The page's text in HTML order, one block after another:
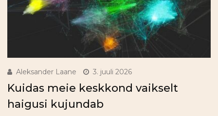
Aleksander Laane 3. juuli 2026
Kuidas meie keskkond vaikselt
haigusi kujundab